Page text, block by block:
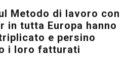
Metodo di lavoro con
in tutta Europa hanno
e persino
i loro fatturati